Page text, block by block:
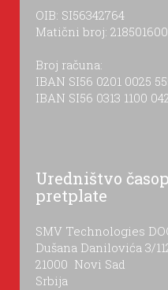
OIB: SI56342764
Matični broj:
Broj računa:
IBAN SI56 0201 0025
IBAN SI56 0313 1100
Uredništvo
pretplate
SMV Technologies
Dušana Danilovića 3/
21000 Novi Sad
Srbija